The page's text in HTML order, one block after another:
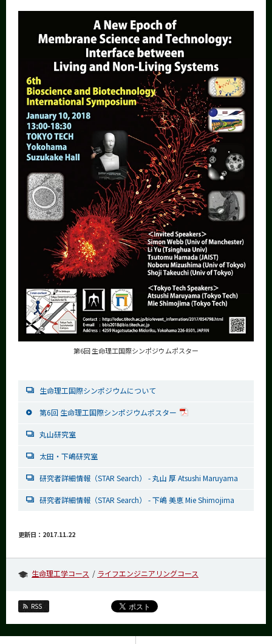
第6回 生命理工国際シンポジウムポスター
生命理工国際シンポジウムについて
第6回 生命理工国際シンポジウムポスター
丸山研究室
太田・下嶋研究室
研究者詳細情報（STAR Search） - 丸山 厚 Atsushi Maruyama
研究者詳細情報（STAR Search） - 下嶋 美恵 Mie Shimojima
更新日：2017.11.22
生命理工学コース ライフエンジニアリングコース
RSS